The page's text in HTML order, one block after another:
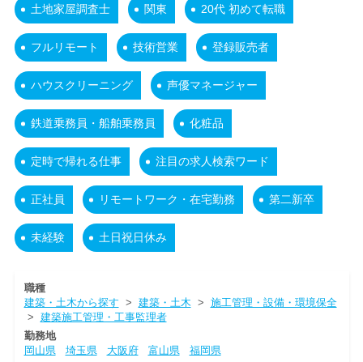
土地家屋調査士 関東 20代 初めて転職
フルリモート 技術営業 登録販売者
ハウスクリーニング 声優マネージャー
鉄道乗務員・船舶乗務員 化粧品
定時で帰れる仕事 注目の求人検索ワード
正社員 リモートワーク・在宅勤務 第二新卒
未経験 土日祝日休み
職種
建築・土木から探す > 建築・土木 > 施工管理・設備・環境保全
> 建築施工管理・工事監理者
勤務地
岡山県
埼玉県 大阪府 富山県
福岡県